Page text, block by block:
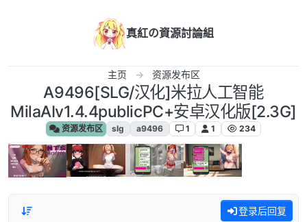
真紅の資源討論組
主页 资源发布区
A9496[SLG/汉化]米拉人工智能
MilaAIv1.4.4publicPC+安卓汉化版[2.3G]
资源发布区 slg a9496 1 1 234
登录后回复